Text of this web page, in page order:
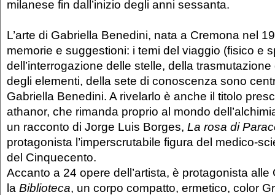
milanese fin dall’inizio degli anni sessanta.
L’arte di Gabriella Benedini, nata a Cremona nel
memorie e suggestioni: i temi del viaggio (fisico e
dell’interrogazione delle stelle, della
degli elementi, della sete di conoscenza sono
Gabriella Benedini. A rivelarlo è anche il titolo
athanor, che rimanda proprio al mondo
un racconto di Jorge Luis Borges, La rosa di
protagonista l’imperscrutabile figura del medico-
del Cinquecento.
Accanto a 24 opere dell’artista, è protagonista alle
la Biblioteca, un corpo compatto, ermetico, color